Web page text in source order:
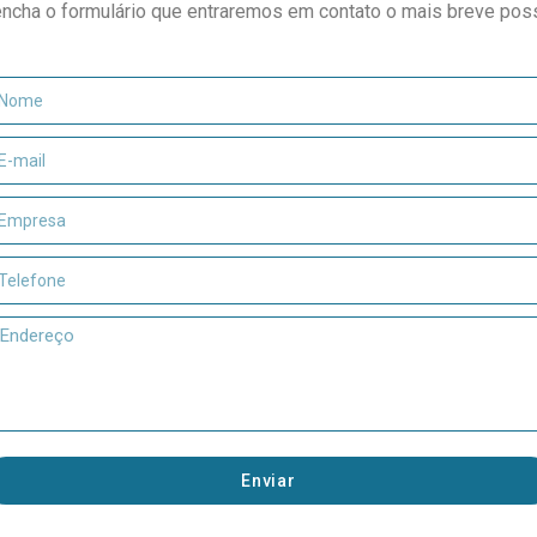
o formulário que entraremos em contato o mais breve
Enviar